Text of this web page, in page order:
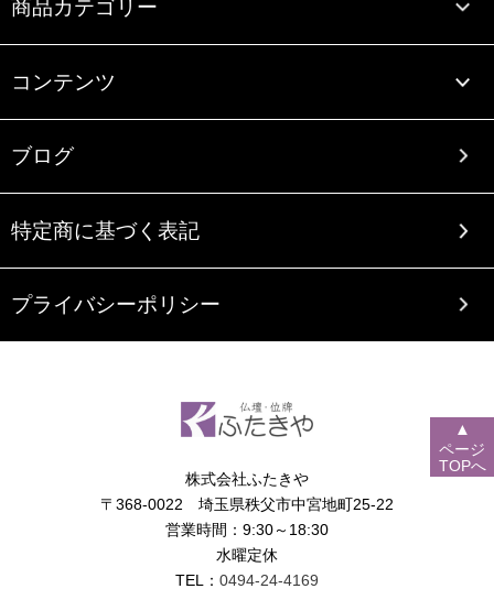
商品カテゴリー
コンテンツ
ブログ
特定商に基づく表記
プライバシーポリシー
株式会社ふたきや
〒368-0022 埼玉県秩父市中宮地町25-22
営業時間：9:30～18:30
水曜定休
TEL： 0494-24-4169
▲
ページ
TOPへ